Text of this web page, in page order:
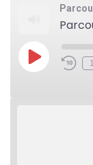
Play
Episode